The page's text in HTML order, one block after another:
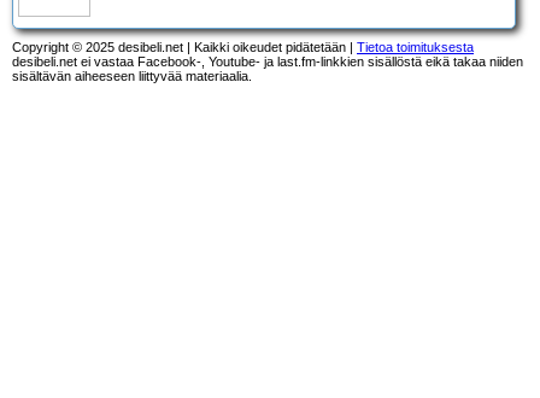
Copyright © 2025 desibeli.net | Kaikki oikeudet pidätetään | Tietoa toimituksesta
desibeli.net ei vastaa Facebook-, Youtube- ja last.fm-linkkien sisällöstä eikä takaa niiden
sisältävän aiheeseen liittyvää materiaalia.